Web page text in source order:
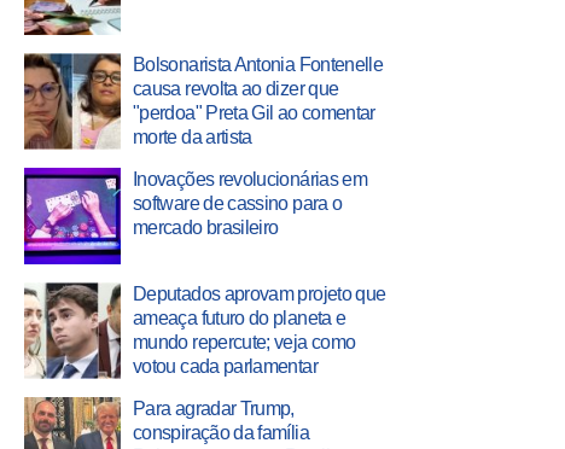
Bolsonarista Antonia Fontenelle
causa revolta ao dizer que
"perdoa" Preta Gil ao comentar
morte da artista
Inovações revolucionárias em
software de cassino para o
mercado brasileiro
Deputados aprovam projeto que
ameaça futuro do planeta e
mundo repercute; veja como
votou cada parlamentar
Para agradar Trump,
conspiração da família